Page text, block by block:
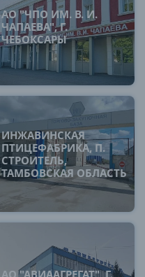
АО "ЧПО ИМ. В. И.
ЧАПАЕВА", Г.
ЧЕБОКСАРЫ
ИНЖАВИНСКАЯ
ПТИЦЕФАБРИКА, П.
СТРОИТЕЛЬ,
ТАМБОВСКАЯ ОБЛАСТЬ